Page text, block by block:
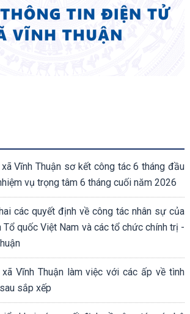
Vĩnh Thuận sơ kết công tác 6 tháng đầu
vụ trọng tâm 6 tháng cuối năm 2026
các quyết định về công tác nhân sự của
Tổ quốc Việt Nam và các tổ chức chính trị -
xã Vĩnh Thuận làm việc với các ấp về tình
sắp xếp